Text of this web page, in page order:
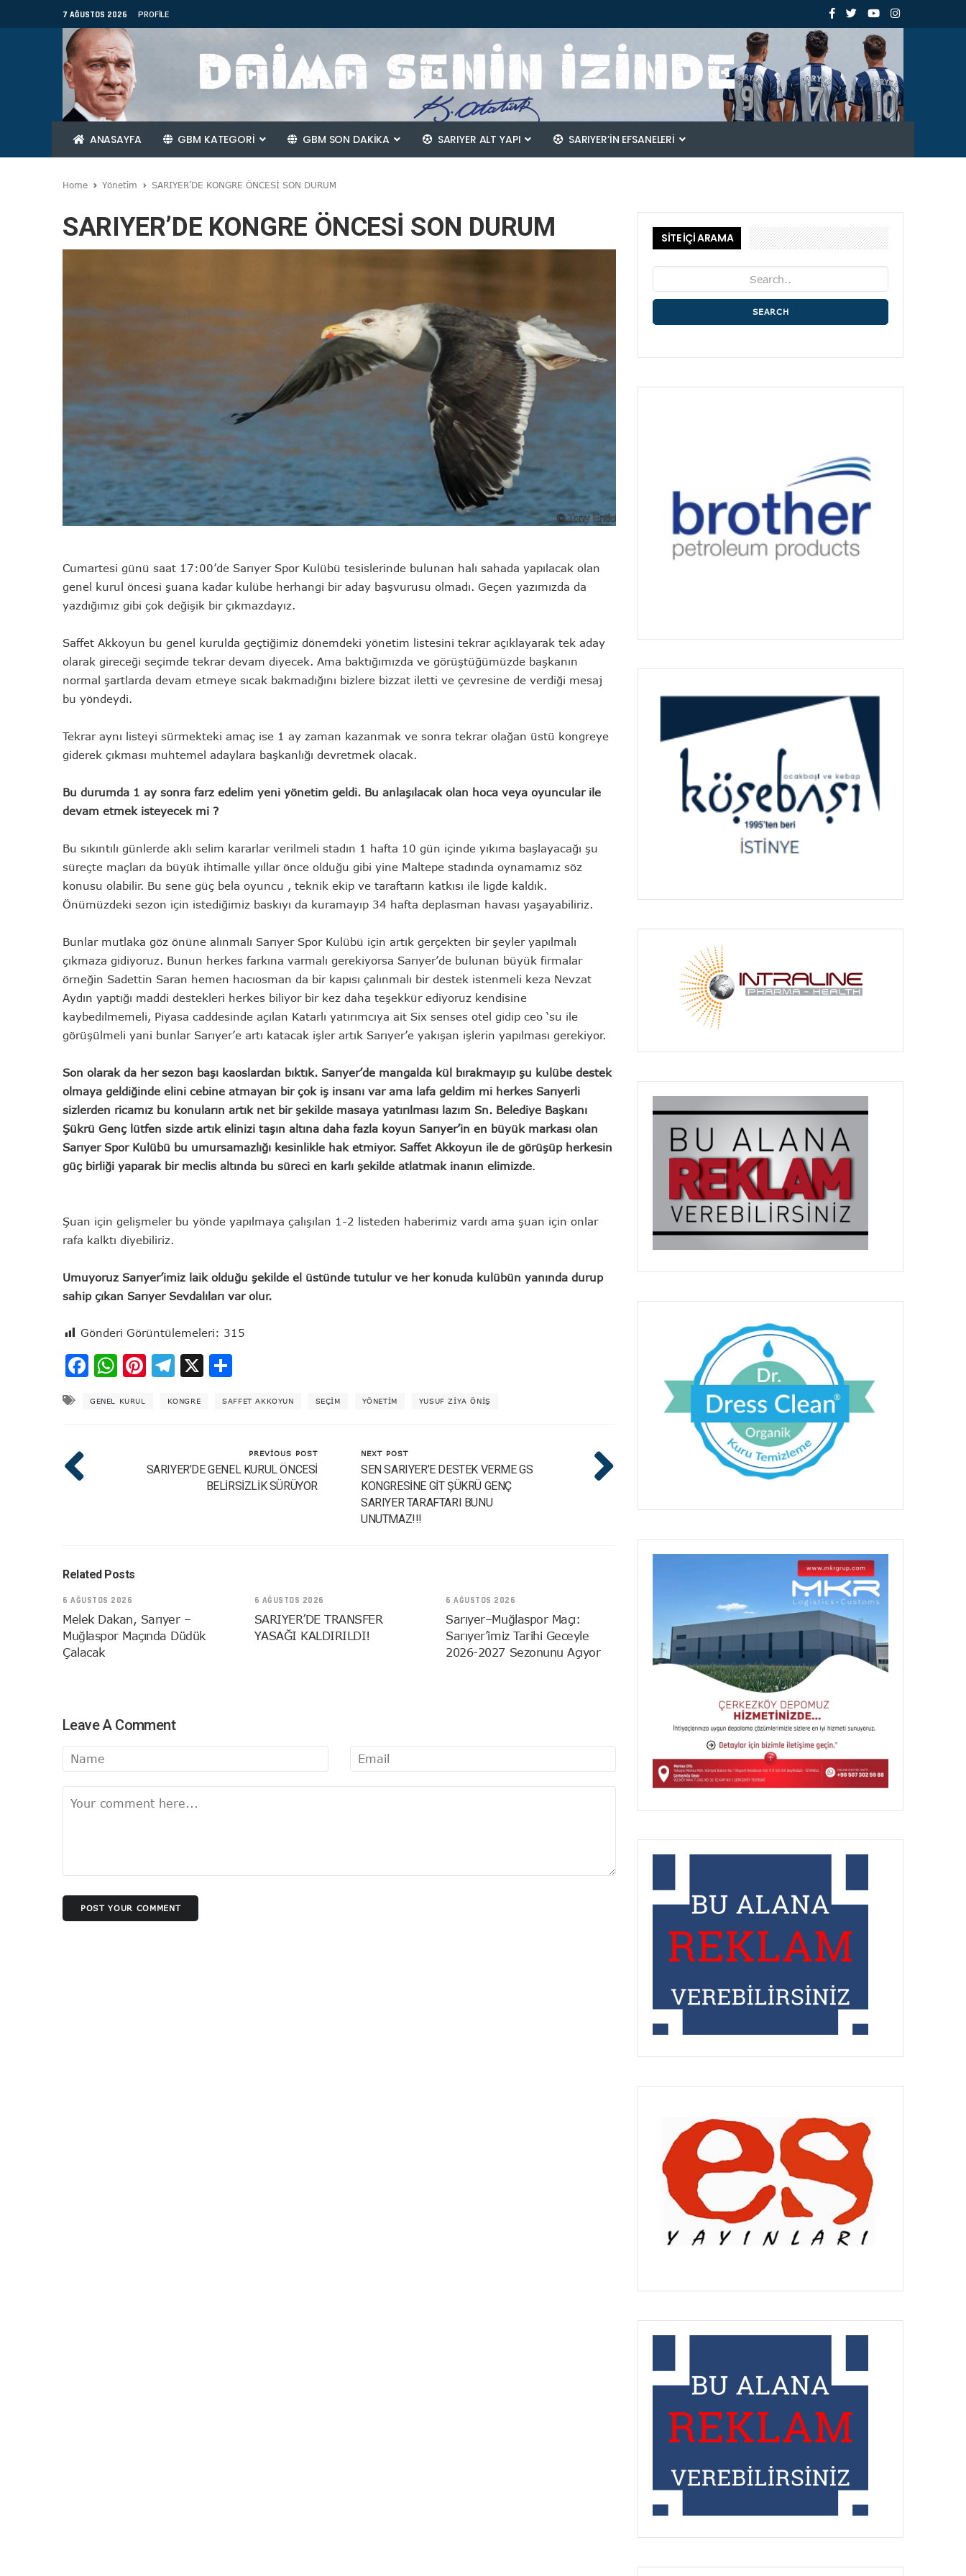
7 AĞUSTOS 2026 PROFILE
ANASAYFA GBM KATEGORİ GBM SON DAKİKA SARIYER ALT YAPI SARIYER’IN EFSANELERI
Home Yönetim SARIYER’DE KONGRE ÖNCESİ SON DURUM
SARIYER’DE KONGRE ÖNCESİ SON DURUM
Cumartesi günü saat 17:00’de Sarıyer Spor Kulübü tesislerinde bulunan halı sahada yapılacak olan
genel kurul öncesi şuana kadar kulübe herhangi bir aday başvurusu olmadı. Geçen yazımızda da
yazdığımız gibi çok değişik bir çıkmazdayız.
Saffet Akkoyun bu genel kurulda geçtiğimiz dönemdeki yönetim listesini tekrar açıklayarak tek aday
olarak gireceği seçimde tekrar devam diyecek. Ama baktığımızda ve görüştüğümüzde başkanın
normal şartlarda devam etmeye sıcak bakmadığını bizlere bizzat iletti ve çevresine de verdiği mesaj
bu yöndeydi.
Tekrar aynı listeyi sürmekteki amaç ise 1 ay zaman kazanmak ve sonra tekrar olağan üstü kongreye
giderek çıkması muhtemel adaylara başkanlığı devretmek olacak.
Bu durumda 1 ay sonra farz edelim yeni yönetim geldi. Bu anlaşılacak olan hoca veya oyuncular ile
devam etmek isteyecek mi ?
Bu sıkıntılı günlerde aklı selim kararlar verilmeli stadın 1 hafta 10 gün içinde yıkıma başlayacağı şu
süreçte maçları da büyük ihtimalle yıllar önce olduğu gibi yine Maltepe stadında oynamamız söz
konusu olabilir. Bu sene güç bela oyuncu , teknik ekip ve taraftarın katkısı ile ligde kaldık.
Önümüzdeki sezon için istediğimiz baskıyı da kuramayıp 34 hafta deplasman havası yaşayabiliriz.
Bunlar mutlaka göz önüne alınmalı Sarıyer Spor Kulübü için artık gerçekten bir şeyler yapılmalı
çıkmaza gidiyoruz. Bunun herkes farkına varmalı gerekiyorsa Sarıyer’de bulunan büyük firmalar
örneğin Sadettin Saran hemen hacıosman da bir kapısı çalınmalı bir destek istenmeli keza Nevzat
Aydın yaptığı maddi destekleri herkes biliyor bir kez daha teşekkür ediyoruz kendisine
kaybedilmemeli, Piyasa caddesinde açılan Katarlı yatırımcıya ait Six senses otel gidip ceo ‘su ile
görüşülmeli yani bunlar Sarıyer’e artı katacak işler artık Sarıyer’e yakışan işlerin yapılması gerekiyor.
Son olarak da her sezon başı kaoslardan bıktık. Sarıyer’de mangalda kül bırakmayıp şu kulübe destek
olmaya geldiğinde elini cebine atmayan bir çok iş insanı var ama lafa geldim mi herkes Sarıyerli
sizlerden ricamız bu konuların artık net bir şekilde masaya yatırılması lazım Sn. Belediye Başkanı
Şükrü Genç lütfen sizde artık elinizi taşın altına daha fazla koyun Sarıyer’in en büyük markası olan
Sarıyer Spor Kulübü bu umursamazlığı kesinlikle hak etmiyor. Saffet Akkoyun ile de görüşüp herkesin
güç birliği yaparak bir meclis altında bu süreci en karlı şekilde atlatmak inanın elimizde.
Şuan için gelişmeler bu yönde yapılmaya çalışılan 1-2 listeden haberimiz vardı ama şuan için onlar
rafa kalktı diyebiliriz.
Umuyoruz Sarıyer’imiz laik olduğu şekilde el üstünde tutulur ve her konuda kulübün yanında durup
sahip çıkan Sarıyer Sevdalıları var olur.
Gönderi Görüntülemeleri: 315
Facebook
WhatsApp
Pinterest
Telegram
X
GENEL KURUL KONGRE SAFFET AKKOYUN SEÇIM YÖNETIM YUSUF ZIYA ÖNIŞ
PREVIOUS POST
SARIYER’DE GENEL KURUL ÖNCESİ
BELİRSİZLİK SÜRÜYOR
NEXT POST
SEN SARIYER’E DESTEK VERME GS
KONGRESİNE GİT ŞÜKRÜ GENÇ
SARIYER TARAFTARI BUNU
UNUTMAZ!!!
Related Posts
6 AĞUSTOS 2026
Melek Dakan, Sarıyer –
Muğlaspor Maçında Düdük
Çalacak
6 AĞUSTOS 2026
SARIYER’DE TRANSFER
YASAĞI KALDIRILDI!
6 AĞUSTOS 2026
Sarıyer–Muğlaspor Maçı:
Sarıyer’imiz Tarihi Geceyle
2026-2027 Sezonunu Açıyor
Leave A Comment
POST YOUR COMMENT
SİTE İÇİ ARAMA
SEARCH